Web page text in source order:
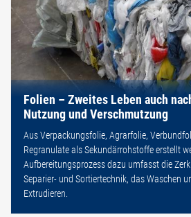
Folien – Zweites Leben auch
Nutzung und Verschmutzung
Aus Verpackungsfolie, Agrarfolie,
Regranulate als Sekundärrohstoffe erstellt
Aufbereitungsprozess dazu umfasst die
Separier- und Sortiertechnik, das Waschen
Extrudieren.